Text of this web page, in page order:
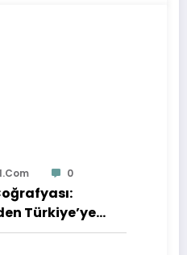
0
Türkiye’ye